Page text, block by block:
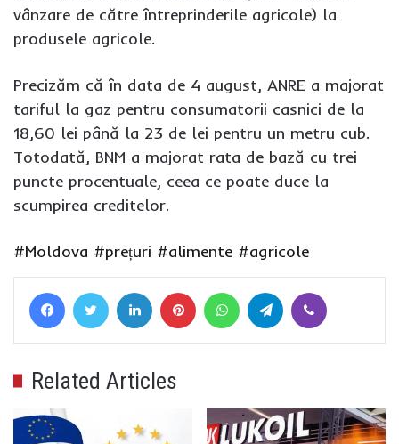
vânzare de către întreprinderile agricole) la
produsele agricole.
Precizăm că în data de 4 august, ANRE a majorat
tariful la gaz pentru consumatorii casnici de la
18,60 lei până la 23 de lei pentru un metru cub.
Totodată, BNM a majorat rata de bază cu trei
puncte procentuale, ceea ce poate duce la
scumpirea creditelor.
#Moldova #prețuri #alimente #agricole
FacebookTwitter LinkedIn Pinterest WhatsAppTelegram
Related Articles